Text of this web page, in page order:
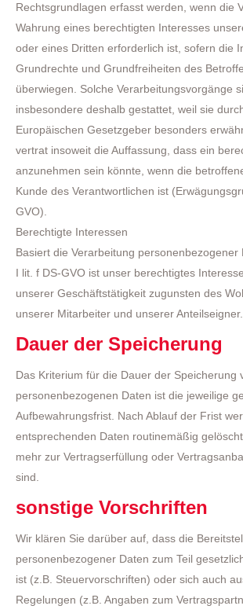
Rechtsgrundlagen erfasst werden, wenn die
Wahrung eines berechtigten Interesses
oder eines Dritten erforderlich ist, sofern die
Grundrechte und Grundfreiheiten des
überwiegen. Solche Verarbeitungsvorgänge
insbesondere deshalb gestattet, weil sie
Europäischen Gesetzgeber besonders
vertrat insoweit die Auffassung, dass ein
anzunehmen sein könnte, wenn die
Kunde des Verantwortlichen ist
GVO).
Berechtigte Interessen
Basiert die Verarbeitung personenbezogener
I lit. f DS-GVO ist unser berechtigtes
unserer Geschäftstätigkeit zugunsten des
unserer Mitarbeiter und unserer Anteilseigner.
Dauer der Speicherung
Das Kriterium für die Dauer der Speicherung
personenbezogenen Daten ist die jeweilige
Aufbewahrungsfrist. Nach Ablauf der Frist
entsprechenden Daten routinemäßig
mehr zur Vertragserfüllung oder
sind.
sonstige Vorschriften
Wir klären Sie darüber auf, dass die
personenbezogener Daten zum Teil
ist (z.B. Steuervorschriften) oder sich auch
Regelungen (z.B. Angaben zum